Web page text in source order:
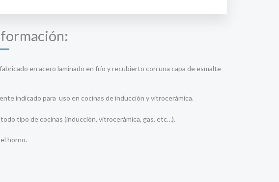
en acero laminado en frío y recubierto con una capa de esmalte
indicado para uso en cocinas de inducción y vitrocerámica.
tipo de cocinas (inducción, vitrocerámica, gas, etc…).
horno.